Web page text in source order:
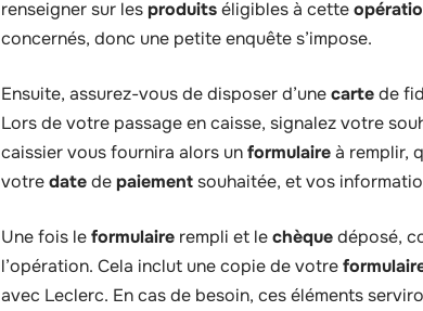
renseigner sur lesproduitséligibles à cette
concernés, donc une petite enquête s’impose.
Ensuite, assurez-vous de disposer d’unecartede
Lors de votre passage en caisse, signalez votre
caissier vous fournira alors unformulaireà remplir,
votredatedepaiement souhaitée, et vos
Une fois leformulaire rempli et lechèquedéposé,
l’opération. Cela inclut une copie de votre
avec Leclerc. En cas de besoin, ces éléments